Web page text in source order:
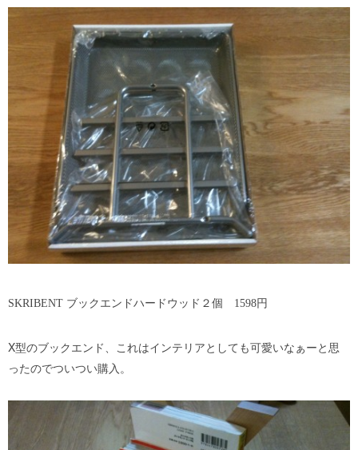
SKRIBENT ブックエンドハードウッド２個 1598円
X型のブックエンド、これはインテリアとしても可愛いなぁーと思
ったのでついつい購入。